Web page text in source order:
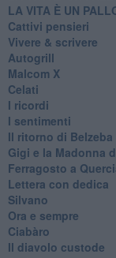
LA VITA È UN
Cattivi pensieri
Vivere & scrivere
Autogrill
Malcom X
Celati
I ricordi
I sentimenti
Il ritorno di Belzeba
Gigi e la Madonna
Ferragosto a
Lettera con dedica
Silvano
Ora e sempre
Ciabàro
Il diavolo custode